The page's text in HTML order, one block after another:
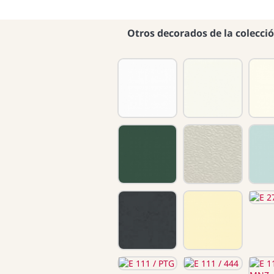
Otros decorados de la